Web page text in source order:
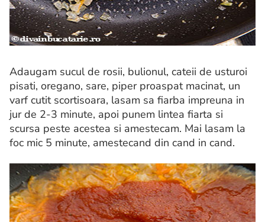
Adaugam sucul de rosii, bulionul, cateii de usturoi
pisati, oregano, sare, piper proaspat macinat, un
varf cutit scortisoara, lasam sa fiarba impreuna in
jur de 2-3 minute, apoi punem lintea fiarta si
scursa peste acestea si amestecam. Mai lasam la
foc mic 5 minute, amestecand din cand in cand.